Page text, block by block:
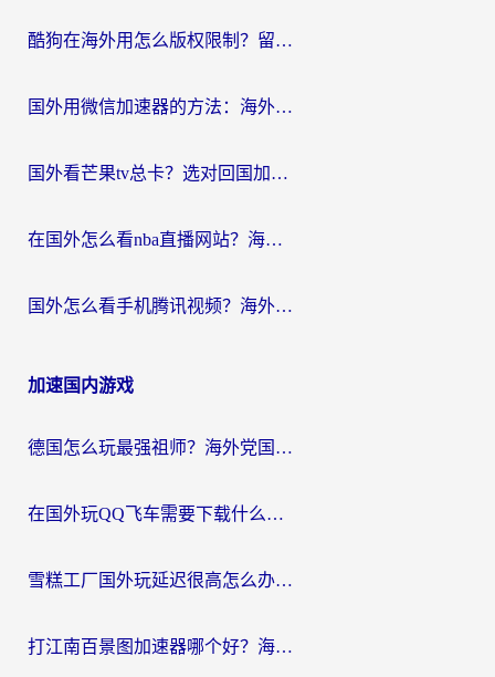
酷狗在海外用怎么版权限制？留学生亲测：3步解决听国内音乐难题
国外用微信加速器的方法：海外党无缝连接国内生活的实用指南
国外看芒果tv总卡？选对回国加速器，轻松追《浪姐》不费劲
在国外怎么看nba直播网站？海外党专属体育观赛指南，告别地区限制！
国外怎么看手机腾讯视频？海外党亲测有效的追剧加速器选择指南
加速国内游戏
德国怎么玩最强祖师？海外党国服游戏加速器选择全攻略（附宝可梦Online实测）
在国外玩QQ飞车需要下载什么加速器呢？海外党亲测有效的国服游戏加速指南
雪糕工厂国外玩延迟很高怎么办？海外玩家国服游戏加速终极攻略（附实测推荐）
打江南百景图加速器哪个好？海外党踩坑N次后，终于找到不卡的秘诀